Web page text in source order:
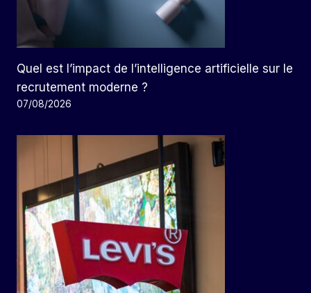
Quel est l’impact de l’intelligence artificielle sur le
recrutement moderne ?
07/08/2026